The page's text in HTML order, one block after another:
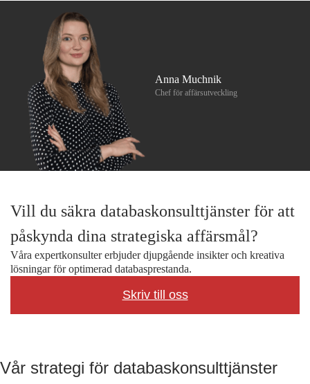
Anna Muchnik
Chef för affärsutveckling
Vill du säkra databaskonsulttjänster för att
påskynda dina strategiska affärsmål?
Våra expertkonsulter erbjuder djupgående insikter och kreativa
lösningar för optimerad databasprestanda.
Skriv till oss
Vår strategi för databaskonsulttjänster